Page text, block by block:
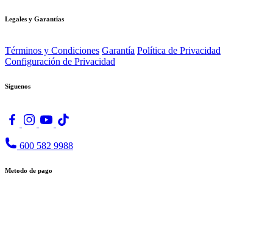
Legales y Garantías
Términos y Condiciones Garantía Política de Privacidad
Configuración de Privacidad
Síguenos
600 582 9988
Metodo de pago